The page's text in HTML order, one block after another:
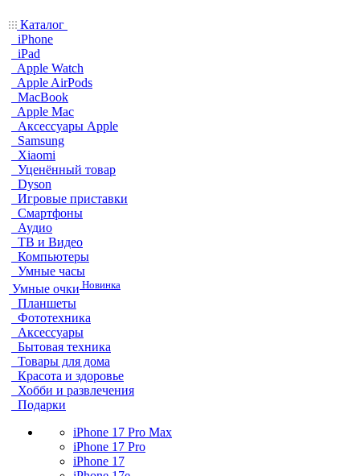
Каталог
iPhone
iPad
Apple Watch
Apple AirPods
MacBook
Apple Mac
Аксессуары Apple
Samsung
Xiaomi
Уценённый товар
Dyson
Игровые приставки
Смартфоны
Аудио
ТВ и Видео
Компьютеры
Умные часы
Умные очки Новинка
Планшеты
Фототехника
Аксессуары
Бытовая техника
Товары для дома
Красота и здоровье
Хобби и развлечения
Подарки
iPhone 17 Pro Max
iPhone 17 Pro
iPhone 17